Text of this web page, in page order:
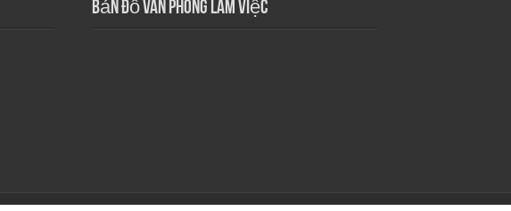
Bản Đồ Văn Phòng Làm Việc